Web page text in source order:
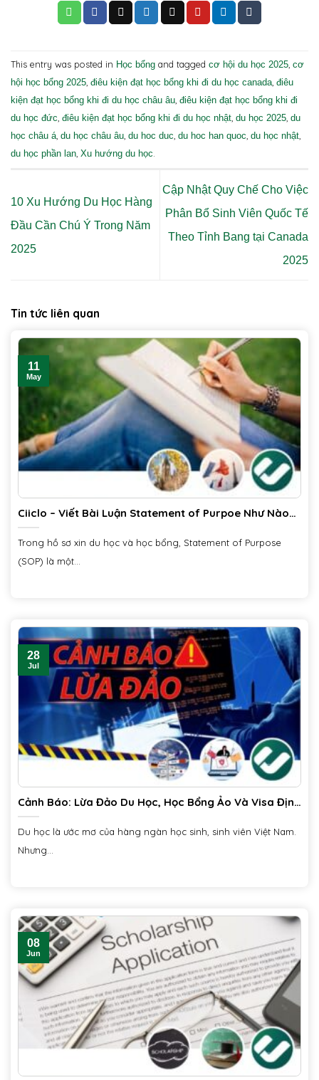
This entry was posted in Học bổng and tagged cơ hội du học 2025 cơ
hội học bổng 2025 điêu kiện đạt học bổng khi đi du học canada điêu
kiện đạt học bổng khi đi du học châu âu điêu kiện đạt học bổng khi đi
du học đức điêu kiện đạt học bổng khi đi du học nhật du học 2025 du
học châu á du học châu âu du hoc duc du hoc han quoc du học nhật
du học phần lan Xu hướng du học
10 Xu Hướng Du Học Hàng
Đầu Cần Chú Ý Trong Năm
2025
Cập Nhật Quy Chế Cho Việc
Phân Bổ Sinh Viên Quốc Tế
Theo Tỉnh Bang tại Canada
2025
Tin tức liên quan
Ciiclo – Viết Bài Luận Statement of Purpoe Như Nào
Chuẩn?
Trong hồ sơ xin du học và học bổng, Statement of Purpose
(SOP) là một...
11
May
Cảnh Báo: Lừa Đảo Du Học, Học Bổng Ảo Và Visa Định
Cư – Phụ Huynh & Học Sinh Không Thể Bỏ Qua!
Du học là ước mơ của hàng ngàn học sinh, sinh viên Việt Nam.
Nhưng...
28
Jul
08
Jun